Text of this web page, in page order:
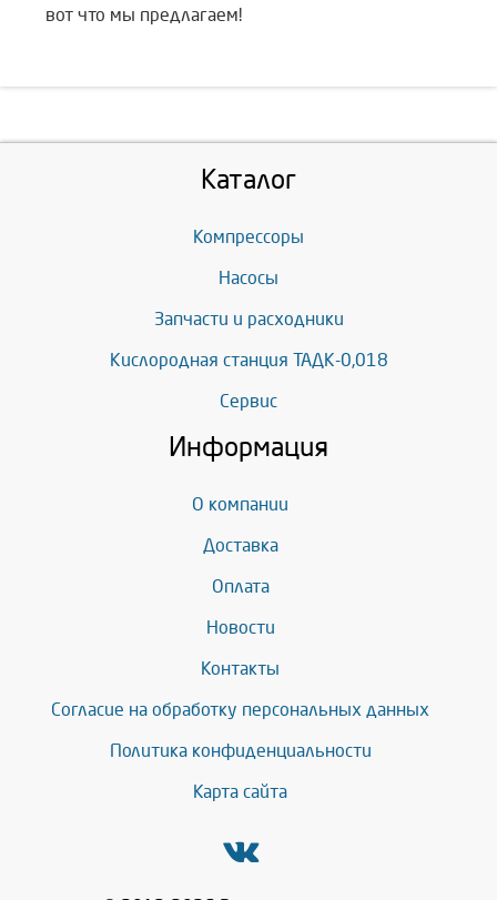
вот что мы предлагаем!
Каталог
Компрессоры
Насосы
Запчасти и расходники
Кислородная станция ТАДК-0,018
Сервис
Информация
О компании
Доставка
Оплата
Новости
Контакты
Согласие на обработку персональных данных
Политика конфиденциальности
Карта сайта